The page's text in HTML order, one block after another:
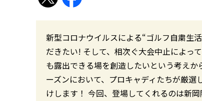
新型コロナウイルスによる“ゴルフ自粛生
だきたい! そして、相次ぐ大会中止によっ
も露出できる場を創造したいという考え
ーズンにおいて、プロキャディたちが厳
けします！ 今回、登場してくれるのは新